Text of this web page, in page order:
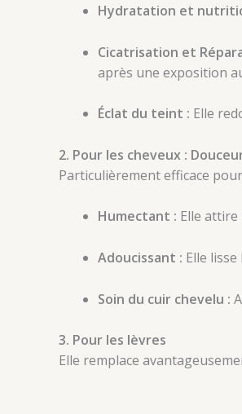
Hydratation et
Cicatrisation et
après une exposition
Éclat du teint : Elle
2. Pour les cheveux :
Particulièrement efficace
Humectant : Elle attire
Adoucissant : Elle
Soin du cuir chevelu :
3. Pour les lèvres
Elle remplace